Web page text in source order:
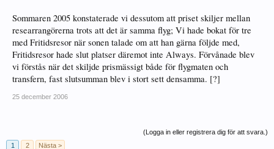
Sommaren 2005 konstaterade vi dessutom att priset skiljer mellan
researrangörerna trots att det är samma flyg; Vi hade bokat för tre
med Fritidsresor när sonen talade om att han gärna följde med,
Fritidsresor hade slut platser däremot inte Always. Förvånade blev
vi förstås när det skiljde prismässigt både för flygmaten och
transfern, fast slutsumman blev i stort sett densamma. [?]
25 december 2006
(Logga in eller registrera dig för att svara.)
1
2 Nästa >